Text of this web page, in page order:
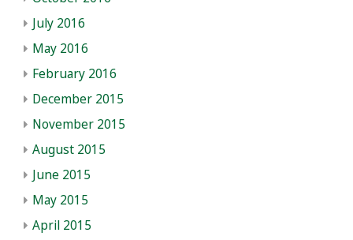
July 2016
May 2016
February 2016
December 2015
November 2015
August 2015
June 2015
May 2015
April 2015